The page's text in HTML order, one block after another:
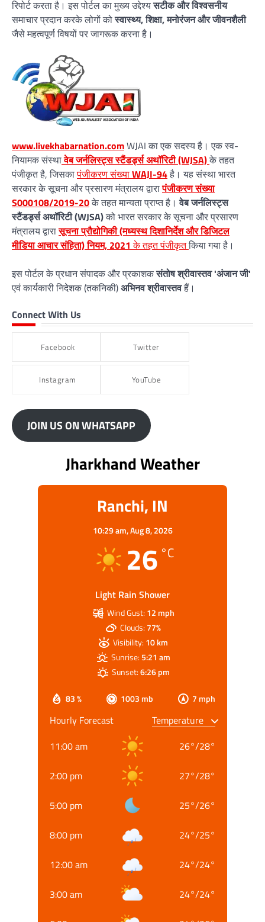
रिपोर्ट करता है। इस पोर्टल का मुख्य उद्देश्यसटीक और विश्वसनीय
समाचार प्रदान करके लोगों कोस्वास्थ्य, शिक्षा, मनोरंजन और जीवनशैली
जैसे महत्वपूर्ण विषयों पर जागरूक करना है।
www.livekhabarnation.comWJAI का एक सदस्य है। एक स्व-
नियामक संस्थावेब जर्नलिस्ट्स स्टैंडर्ड्स अथॉरिटी (WJSA)के तहत
पंजीकृत है, जिसकापंजीकरण संख्याWAJI-94है। यह संस्था भारत
सरकार के सूचना और प्रसारण मंत्रालय द्वारापंजीकरण संख्या
S000108/2019-20के तहत मान्यता प्राप्त है।वेब जर्नलिस्ट्स
स्टैंडर्ड्स अथॉरिटी (WJSA)को भारत सरकार के सूचना और प्रसारण
मंत्रालय द्वारासूचना प्रौद्योगिकी (मध्यस्थ दिशानिर्देश और डिजिटल
मीडिया आचार संहिता) नियम, 2021 के तहत पंजीकृतकिया गया है।
इस पोर्टल के प्रधान संपादक और प्रकाशकसंतोष श्रीवास्तव 'अंजान जी'
एवं कार्यकारी निदेशक (तकनिकी)अभिनव श्रीवास्तवहैं।
Connect With Us
Facebook Twitter
Instagram YouTube
JOIN US ON WHATSAPP
Jharkhand Weather
Ranchi, IN
10:29 am,Aug 8, 2026
26 °C
Light Rain Shower
83 % 1003 mb 7 mph
Wind Gust: 12 mph
Clouds:77%
Visibility:10 km
Sunrise:5:21 am
Sunset:6:26 pm
Hourly Forecast
11:00 am
26°/28°
2:00 pm 27°/28°
5:00 pm 25°/26°
8:00 pm 24°/25°
12:00 am 24°/24°
3:00 am 24°/24°